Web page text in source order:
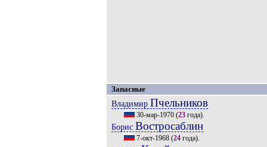
Запасные
Владимир Пчельников
30-мар-1970(23года).
Борис Востросаблин
7-окт-1968(24года).